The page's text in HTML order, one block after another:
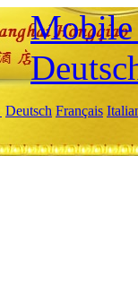
Mobile
Deutsch Français